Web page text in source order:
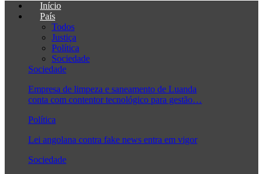
Início
País
Todos
Justiça
Política
Sociedade
Sociedade
Empresa de limpeza e saneamento de Luanda
conta com contentor tecnológico para gestão…
Política
Lei angolana contra fake news entra em vigor
Sociedade